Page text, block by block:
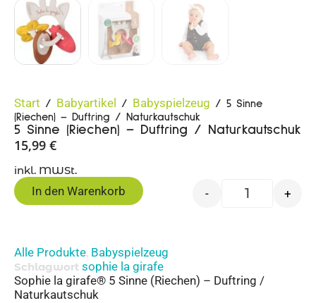
Start / Babyartikel / Babyspielzeug / 5 Sinne
(Riechen) – Duftring / Naturkautschuk
5 Sinne (Riechen) – Duftring / Naturkautschuk
15,99 €
inkl. MWSt.
- +
In den Warenkorb
Alle Produkte, Babyspielzeug
Schlagwort sophie la girafe
Sophie la girafe® 5 Sinne (Riechen) – Duftring /
Naturkautschuk